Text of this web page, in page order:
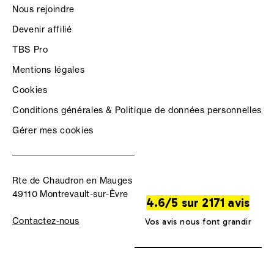
Nous rejoindre
Devenir affilié
TBS Pro
Mentions légales
Cookies
Conditions générales & Politique de données personnelles
Gérer mes cookies
Rte de Chaudron en Mauges
49110 Montrevault-sur-Èvre
Contactez-nous
4.6/5 sur 2171 avis
Vos avis nous font grandir